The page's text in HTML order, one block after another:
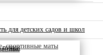
для детских садов и школ
ручки
спортивные маты